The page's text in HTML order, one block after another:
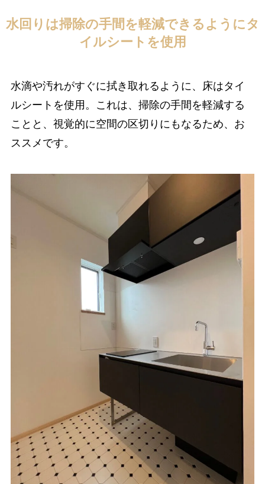
水回りは掃除の手間を軽減できるようにタ
イルシートを使用
水滴や汚れがすぐに拭き取れるように、床はタイ
ルシートを使用。これは、掃除の手間を軽減する
ことと、視覚的に空間の区切りにもなるため、お
ススメです。